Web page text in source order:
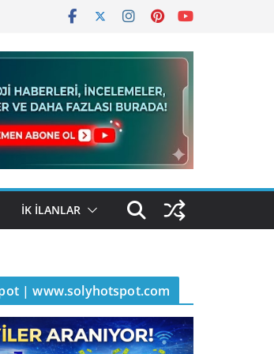
İK İLANLAR
| www.solyhotspot.com